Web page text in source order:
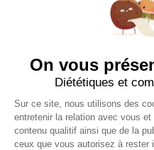
accompagnement
facile et agréable vers
esthétiques pensés
pour s’intégrer sans
effort dans votre
quotidien.
On vous
Diététiques et
Sur ce site, nous utilisons des
entretenir la relation avec vous
contenu qualitif ainsi que de la
ceux que vous autorisez à rester
VOTRE
Laissez-nous
un savon dans
*à partir